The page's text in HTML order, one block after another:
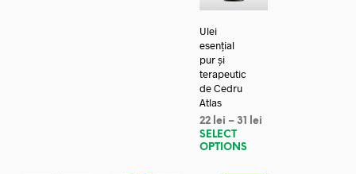
Ulei
esențial
pur și
terapeutic
de Cedru
Atlas
22 lei –31
lei
SELECT
OPTIONS